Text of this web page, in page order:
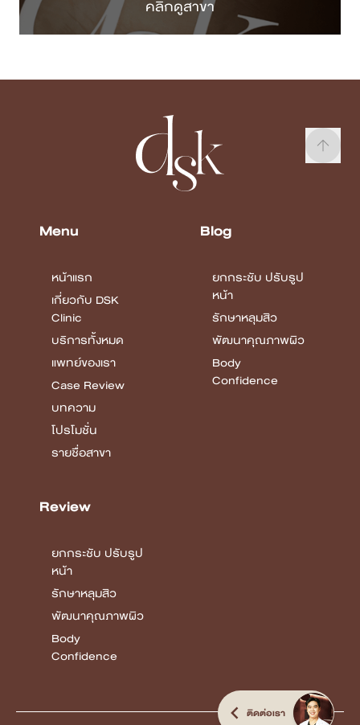
คลิกดูสาขา
Menu
หน้าแรก
เกี่ยวกับ DSK
Clinic
บริการทั้งหมด
แพทย์ของเรา
Case Review
บทความ
โปรโมชั่น
รายชื่อสาขา
Blog
ยกกระชับ ปรับรูป
หน้า
รักษาหลุมสิว
พัฒนาคุณภาพผิว
Body
Confidence
Review
ยกกระชับ ปรับรูป
หน้า
รักษาหลุมสิว
พัฒนาคุณภาพผิว
Body
Confidence
ติดต่อเรา